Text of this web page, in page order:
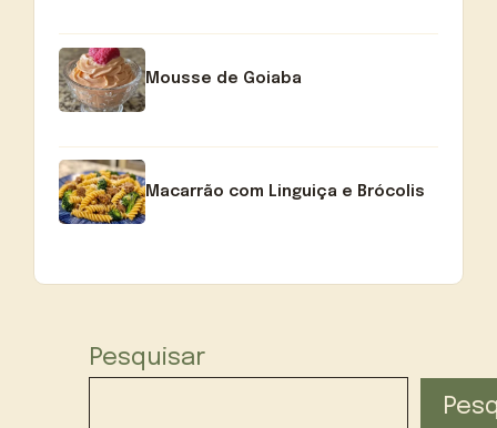
Mousse de Goiaba
Macarrão com Linguiça e Brócolis
Pesquisar